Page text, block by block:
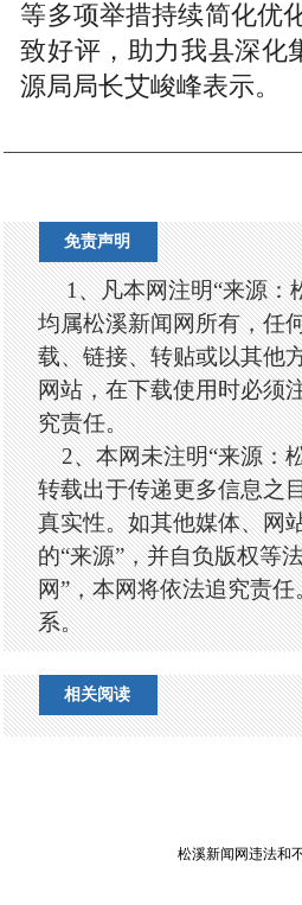
等多项举措持续简化优
致好评，助力我县深化
源局局长艾峻峰表示。
免责声明
1、凡本网注明“来源：
均属松溪新闻网所有，任
载、链接、转贴或以其他
网站，在下载使用时必须
究责任。
2、本网未注明“来源：
转载出于传递更多信息之
真实性。如其他媒体、网
的“来源”，并自负版权等
网”，本网将依法追究责
系。
相关阅读
松溪新闻网违法和